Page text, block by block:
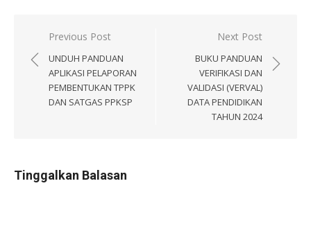
Navigasi
pos
Previous Post
UNDUH PANDUAN
APLIKASI PELAPORAN
PEMBENTUKAN TPPK
DAN SATGAS PPKSP
Next Post
BUKU PANDUAN
VERIFIKASI DAN
VALIDASI (VERVAL)
DATA PENDIDIKAN
TAHUN 2024
Tinggalkan Balasan